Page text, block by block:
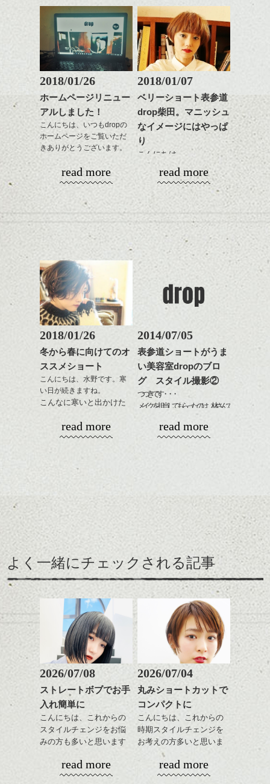
ナチュラルなトーンの色
で柔らかさをプラスする
のも良いですね。
またクセ毛の方は質感調
整のストレートパーマで
髪質改善すると
おすすめです。
いつものスタイリングが
ドライした後オイルやワ
ックスをなじませるだけ
に。
これからのスタイルチェ
ンジの事、髪質に合った
お手入れ方法等、
是非なんでもご相談して
下さいね。
お待ちしております。
シバタ
ハンサムショート／ヘッド
スパ／伸びても目立たない
ヘアカラー/ハイライト/ダブ
ルカラー/髪質改善/TOKIOト
リートメント/ブリーチ/イン
ミニボブ/抜け感ショート/バ
レイヤージュ/縮毛矯正
せます。
質感をかるくととのえな
がら耳かけアレンジする
のも良い感じです。
これからのスタイルチェ
ンジ、似合うカラーリン
グの事やお手入れ方法な
是非なんでもご相談して
下さいね。
シバタ
スパ／伸びても目立たない
レイヤージュ/縮毛矯正
ベージュ系等の肌を綺麗
に見せる効果のあるカラ
ーリングをプラスして透
明感を表現すると
更に雰囲気が出やすくな
って毎日のお手入れも簡
単になりますよ。
さり気ない程度にハイラ
イトをいれるのもおすす
め。
スタイリングも簡単で、
ワックスとオイル、バー
ム等の質感を調整しやす
いものを全体になじませ
ながら
整えるだけですよ。
ンジの事等
是非なんでもご相談して
下さい。
お待ちしております
ハンサムショート／ヘッド
ヘアカラー/ハイライト/ダブ
ルカラー/髪質改善/TOKIOト
ナチュラルなベージュカ
ラーで全体にツヤと透明
感をプラスして
質感も綺麗に見せやす
く。
をドライした後、
ワックスとオイルを混ぜ
ながらもみこみ、なじま
せます。
質感をかるくととのえな
がら耳かけアレンジする
のも良い感じです。
これからのスタイルチェ
ンジ、似合うカラーリン
グの事やお手入れ方法な
是非なんでもご相談して
下さいね。
シバタ
2018/01/26
ホームページリニュー
アルしました！
こんにちは、いつもdropの
ホームページをご覧いただ
きありがとうございます。
１５周年と移転に合わ
せ、少しばかり遅くなり
ましたがHPもリニューア
ル致しました。
今回もdropらしく、かっ
こ良いHPに仕上がりまし
たのでいろいろ見て下さ
いね。
今後の更新もお楽しみ
に！
read more
2018/01/07
ベリーショート表参道
drop柴田。マニッシュ
なイメージにはやっぱ
り
こんにちは、
明けましておめでとうご
ざいます。今年も宜しく
お願い致します！
2018年になってもう一週
間、
平成30年というのもなん
かとても新しい感じがし
ますね。
ヘアーも雰囲気を変えた
い、なんていう方結構い
るのではないでしょう
ひきつづきミニマムヘア
で、
今回はマッシュ(っぽい!)
ショートカットの話。
クトなイメージのショー
トが良い感じでしたが、
そこに相反するボリュー
ム感がミックスされてた
りフォルムが際立つと春
に向けていい感じだと思
いますよ。
↑こんなふうにフロント部
分をややフォルミーに見
せて
前からみるとマッシュな
感じ
↓サイドから見るとタイト
なクラシックショート
風。
モノトーンでパリッとし
たファッションとも相性
read more
2018/01/26
冬から春に向けてのオ
ススメショート
こんにちは、水野です。寒
い日が続きますね。
こんなに寒いと出かけた
なのでおうちで暖かくし
てまったりと過ごす冬
えりあしはコンパクトに
トにもバランスよく合う
ように。
緩いパーマがリラックス
雰囲気にぴったり、ニッ
トとコンパクトなショー
トパーマおすすめです。
パーマそして春はパーマ
が似合う季節、柔らかく
ふわっとしたイメージに
したくなりませんか？
ショートでパーマは抵抗
ある方も多いかと思いま
すがアウトラインや耳下
は極弱にトップは大きめ
でしっかりと、頭の箇所
で強さをコントロールし
てかけたらスタイリング
す。髪質によってはかけ
なくていい箇所もありま
read more
2014/07/05
表参道ショートがうま
い美容室dropのブロ
グ スタイル撮影②
つづきです・・・
メイクを担当してもらったのは、林さんで
メイクのテーマは、ナチュラルフェミニン
な雰囲気です。
ポイントは、下くちびるをすこしあつくみ
えるようにしたところです。リップが薄い
と冷たそうな印象にみえやすくなり、もと
read more
よく一緒にチェックされる記事
2026/07/08
ストレートボブでお手
入れ簡単に
こんにちは、これからの
スタイルチェンジをお悩
みの方も多いと思います
やっぱりボブでお手入れ
しやすいスタイルだと毎
read more
2026/07/04
丸みショートカットで
コンパクトに
こんにちは、これからの
時期スタイルチェンジを
お考えの方多いと思いま
コンパクトなフォルムが
read more